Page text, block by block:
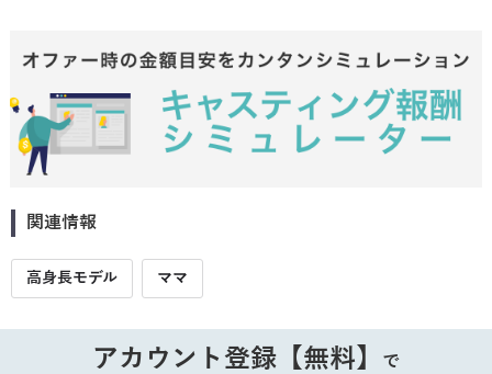
関連情報
高身長モデル ママ
アカウント登録【無料】 で